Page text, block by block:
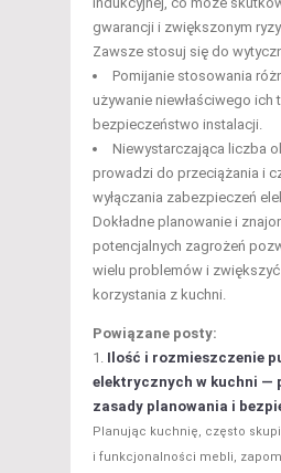
gwarancji i zwiększonym
Zawsze stosuj się do
Pomijanie stosowania
używanie niewłaściwego ich
bezpieczeństwo instalacji.
Niewystarczająca liczba
prowadzi do przeciążania i
wyłączania zabezpieczeń
Dokładne planowanie i
potencjalnych zagrożeń
wielu problemów i
korzystania z kuchni.
Powiązane posty:
Ilość i rozmieszczenie
elektrycznych w kuchni —
zasady planowania i
Planując kuchnię, często
i funkcjonalności mebli,